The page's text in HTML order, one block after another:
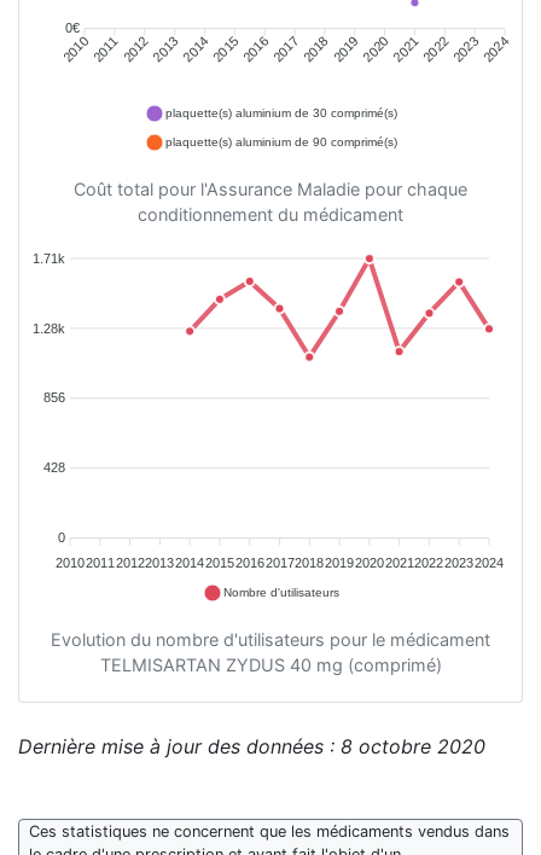
0€
20102011201220132014201520162017 2018 201920202021202220232024
plaquette(s) aluminium de 30 comprimé(s)
plaquette(s) aluminium de 90 comprimé(s)
Coût total pour l'Assurance Maladie pour chaque
conditionnement du médicament
1.71k
1.28k
856
428
0
20102011 2012201320142015201620172018201920202021 202220232024
Nombre d'utilisateurs
Evolution du nombre d'utilisateurs pour le médicament
TELMISARTAN ZYDUS 40 mg (comprimé)
Dernière mise à jour des données : 8 octobre 2020
Ces statistiques ne concernent que les médicaments vendus dans